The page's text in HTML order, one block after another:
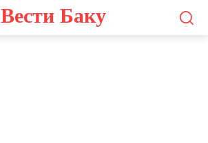
Вести Баку